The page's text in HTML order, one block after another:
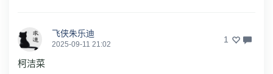
飞侠朱乐迪
2025-09-11 21:02 1
柯洁菜